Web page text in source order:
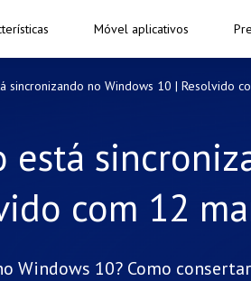
Móvel aplicativos
sincronizando no Windows 10 | Resolvido
está
com 12
Windows 10? Como